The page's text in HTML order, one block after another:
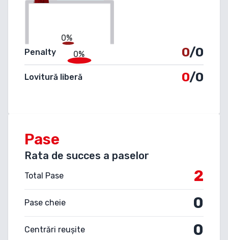
0%
0%
Penalty 0/0
Lovitură liberă 0/0
Pase
Rata de succes a paselor
Total Pase 2
Pase cheie 0
Centrări reușite 0